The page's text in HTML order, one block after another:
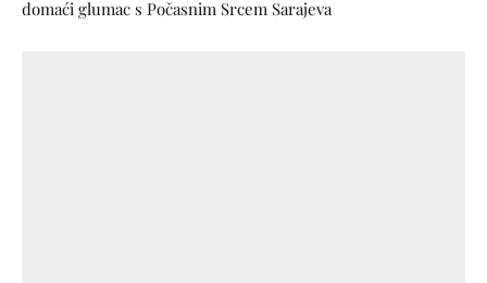
domaći glumac s Počasnim Srcem Sarajeva